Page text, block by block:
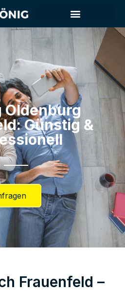
Oldenburg​
Günstig &
Frauenfeld –